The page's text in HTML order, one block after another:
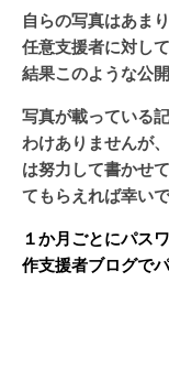
自らの写真はあま
任意支援者に対し
結果このような公
写真が載っている
わけありませんが
は努力して書かせ
てもらえれば幸いで
１か月ごとにパス
作支援者ブログで